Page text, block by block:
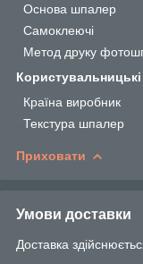
Основа шпалер
Самоклеючі
Метод друку
Країна виробник
Текстура шпалер
Приховати
Умови доставки
Доставка